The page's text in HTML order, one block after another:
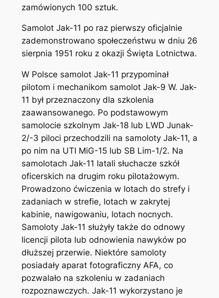
zamówionych 100 sztuk.
Samolot Jak-11 po raz pierwszy oficjalnie
zademonstrowano społeczeństwu w dniu 26
sierpnia 1951 roku z okazji Święta Lotnictwa.
W Polsce samolot Jak-11 przypominał
pilotom i mechanikom samolot Jak-9 W. Jak-
11 był przeznaczony dla szkolenia
zaawansowanego. Po podstawowym
samolocie szkolnym Jak-18 lub LWD Junak-
2/-3 piloci przechodzili na samoloty Jak-11, a
po nim na UTI MiG-15 lub SB Lim-1/2. Na
samolotach Jak-11 latali słuchacze szkół
oficerskich na drugim roku pilotażowym.
Prowadzono ćwiczenia w lotach do strefy i
zadaniach w strefie, lotach w zakrytej
kabinie, nawigowaniu, lotach nocnych.
Samoloty Jak-11 służyły także do odnowy
licencji pilota lub odnowienia nawyków po
dłuższej przerwie. Niektóre samoloty
posiadały aparat fotograficzny AFA, co
pozwalało na szkoleniu w zadaniach
rozpoznawczych. Jak-11 wykorzystano je